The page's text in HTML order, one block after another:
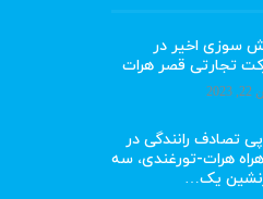
سوزی اخیر در
تجارتی قصر هرات
تصادف رانندگی در
هرات-تورغندی، سه
یک…